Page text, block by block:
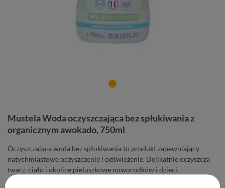
Mustela Woda oczyszczająca bez spłukiwania z
organicznym awokado, 750ml
Oczyszczająca woda bez spłukiwania to produkt zapewniający
natychmiastowe oczyszczenie i odświeżenie. Delikatnie oczyszcza
twarz, ciało i okolice pieluszkowe noworodków i dzieci.